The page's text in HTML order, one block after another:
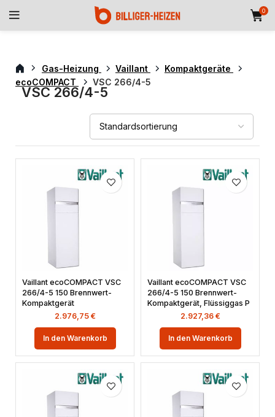
0
Gas-Heizung Vaillant
Kompaktgeräte
ecoCOMPACT
VSC 266/4-5
VSC 266/4-5
Vaillant ecoCOMPACT VSC
266/4-5 150 Brennwert-
Kompaktgerät
2.976,75 €
In den Warenkorb
Vaillant ecoCOMPACT VSC
266/4-5 150 Brennwert-
Kompaktgerät, Flüssiggas P
2.927,36 €
In den Warenkorb